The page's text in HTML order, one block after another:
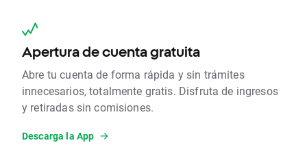
Apertura de cuenta gratuita
Abre tu cuenta de forma rápida y sin trámites
innecesarios, totalmente gratis. Disfruta de ingresos
y retiradas sin comisiones.
Descarga la App